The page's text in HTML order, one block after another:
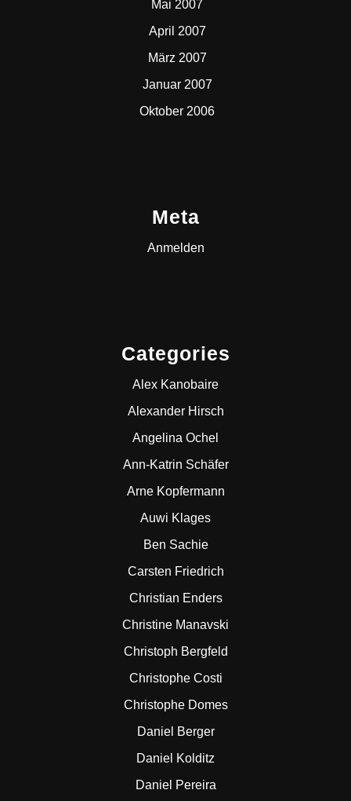
Mai 2007
April 2007
März 2007
Januar 2007
Oktober 2006
Meta
Anmelden
Categories
Alex Kanobaire
Alexander Hirsch
Angelina Ochel
Ann-Katrin Schäfer
Arne Kopfermann
Auwi Klages
Ben Sachie
Carsten Friedrich
Christian Enders
Christine Manavski
Christoph Bergfeld
Christophe Costi
Christophe Domes
Daniel Berger
Daniel Kolditz
Daniel Pereira